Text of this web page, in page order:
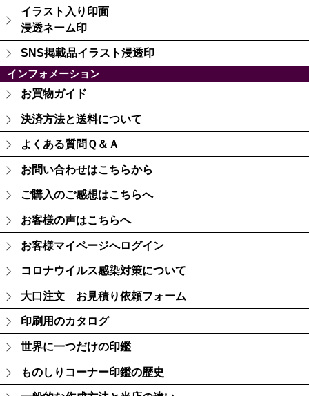
イラスト入り印面
浸透ネーム印
SNS掲載品イラスト浸透印
インフォメーション
お買物ガイド
決済方法と送料について
よくある質問Ｑ＆Ａ
お問い合わせはこちらから
ご購入のご感想はこちらへ
お客様の声はこちらへ
お客様マイページへログイン
コロナウイルス感染対策について
大口注文 お見積り依頼フォーム
印刷用のカタログ
世界に一つだけの印鑑
ものしりコーナー印鑑の歴史